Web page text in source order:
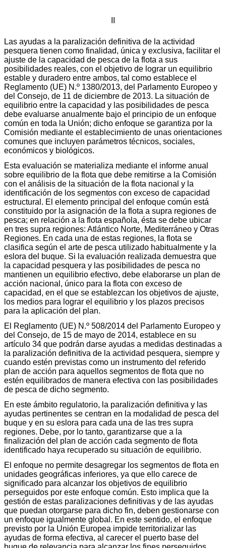
Las ayudas a la paralización definitiva de la actividad
pesquera tienen como finalidad, única y exclusiva, facilitar el
ajuste de la capacidad de pesca de la flota a sus
posibilidades reales, con el objetivo de lograr un equilibrio
estable y duradero entre ambos, tal como establece el
Reglamento (UE) N.º 1380/2013, del Parlamento Europeo y
del Consejo, de 11 de diciembre de 2013. La situación de
equilibrio entre la capacidad y las posibilidades de pesca
debe evaluarse anualmente bajo el principio de un enfoque
común en toda la Unión; dicho enfoque se garantiza por la
Comisión mediante el establecimiento de unas orientaciones
comunes que incluyen parámetros técnicos, sociales,
económicos y biológicos.
Esta evaluación se materializa mediante el informe anual
sobre equilibrio de la flota que debe remitirse a la Comisión
con el análisis de la situación de la flota nacional y la
identificación de los segmentos con exceso de capacidad
estructural. El elemento principal del enfoque común está
constituido por la asignación de la flota a supra regiones de
pesca; en relación a la flota española, ésta se debe ubicar
en tres supra regiones: Atlántico Norte, Mediterráneo y Otras
Regiones. En cada una de estas regiones, la flota se
clasifica según el arte de pesca utilizado habitualmente y la
eslora del buque. Si la evaluación realizada demuestra que
la capacidad pesquera y las posibilidades de pesca no
mantienen un equilibrio efectivo, debe elaborarse un plan de
acción nacional, único para la flota con exceso de
capacidad, en el que se establezcan los objetivos de ajuste,
los medios para lograr el equilibrio y los plazos precisos
para la aplicación del plan.
El Reglamento (UE) N.º 508/2014 del Parlamento Europeo y
del Consejo, de 15 de mayo de 2014, establece en su
artículo 34 que podrán darse ayudas a medidas destinadas a
la paralización definitiva de la actividad pesquera, siempre y
cuando estén previstas como un instrumento del referido
plan de acción para aquellos segmentos de flota que no
estén equilibrados de manera efectiva con las posibilidades
de pesca de dicho segmento.
En este ámbito regulatorio, la paralización definitiva y las
ayudas pertinentes se centran en la modalidad de pesca del
buque y en su eslora para cada una de las tres supra
regiones. Debe, por lo tanto, garantizarse que a la
finalización del plan de acción cada segmento de flota
identificado haya recuperado su situación de equilibrio.
El enfoque no permite desagregar los segmentos de flota en
unidades geográficas inferiores, ya que ello carece de
significado para alcanzar los objetivos de equilibrio
perseguidos por este enfoque común. Esto implica que la
gestión de estas paralizaciones definitivas y de las ayudas
que puedan otorgarse para dicho fin, deben gestionarse con
un enfoque igualmente global. En este sentido, el enfoque
previsto por la Unión Europea impide territorializar las
ayudas de forma efectiva, al carecer el puerto base del